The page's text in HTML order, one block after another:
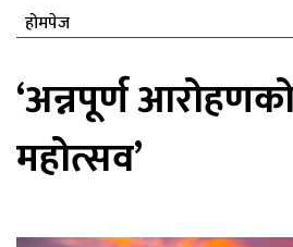
होमपेज
‘अन्नपूर्ण
महोत्सव’